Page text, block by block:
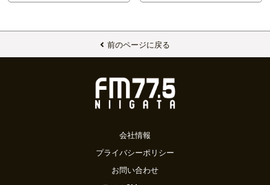
前のページに戻る
会社情報
プライバシーポリシー
お問い合わせ